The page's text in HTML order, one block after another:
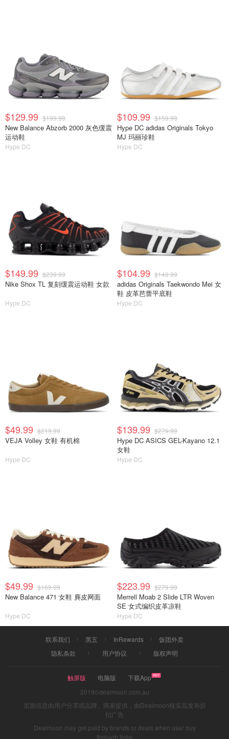
$129.99 $199.99
New Balance Abzorb 2000 灰色缓震
运动鞋
Hype DC
$109.99 $159.99
Hype DC adidas Originals Tokyo
MJ 玛丽珍鞋
Hype DC
$149.99 $239.99
Nike Shox TL 复刻缓震运动鞋 女款
Hype DC
$104.99 $149.99
adidas Originals Taekwondo Mei 女
鞋 皮革芭蕾平底鞋
Hype DC
$49.99 $219.99
VEJA Volley 女鞋 有机棉
Hype DC
$139.99 $279.99
Hype DC ASICS GEL-Kayano 12.1
女鞋
Hype DC
$49.99 $169.99
New Balance 471 女鞋 麂皮网面
Hype DC
$223.99 $279.99
Merrell Moab 2 Slide LTR Woven
SE 女式编织皮革凉鞋
Hype DC
联系我们 黑五 InRewards
饭团外卖
隐私条款
用户协议 版权声明
触屏版 电脑版
下载App
2019©dealmoon.com.au
页面信息由用户分享或品牌、商家提供，由Dealmoon核实后发布折
扣广告
Dealmoon may get paid by brands or deals when user buy
through links